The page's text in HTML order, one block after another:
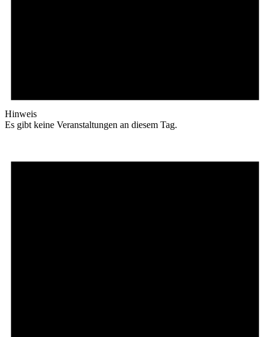
Hinweis
Es gibt keine Veranstaltungen an diesem Tag.